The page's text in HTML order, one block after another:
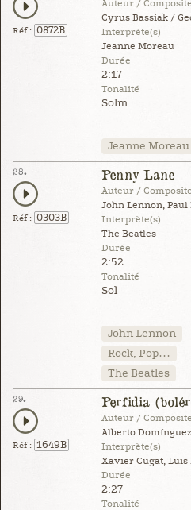
Réf : 0872B
Auteur /
Cyrus Bassiak /
Interprète(s)
Jeanne Moreau
Durée
2:17
Tonalité
Solm
Jeanne Moreau
28.
Réf : 0303B
Penny Lane
Auteur /
John Lennon, Paul
Interprète(s)
The Beatles
Durée
2:52
Tonalité
Sol
John Lennon
Rock, Pop…
The Beatles
29.
Réf : 1649B
Perfidia
Auteur /
Alberto
Interprète(s)
Xavier Cugat, Luis
Durée
2:27
Tonalité